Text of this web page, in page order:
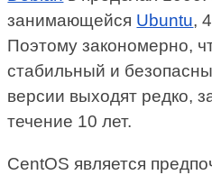
занимающейся Ubuntu,
Поэтому закономерно,
стабильный и
версии выходят редко,
течение 10 лет.
CentOS является